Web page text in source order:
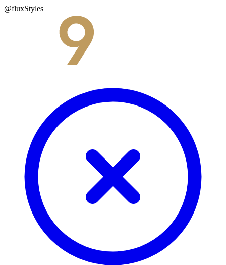
@fluxStyles